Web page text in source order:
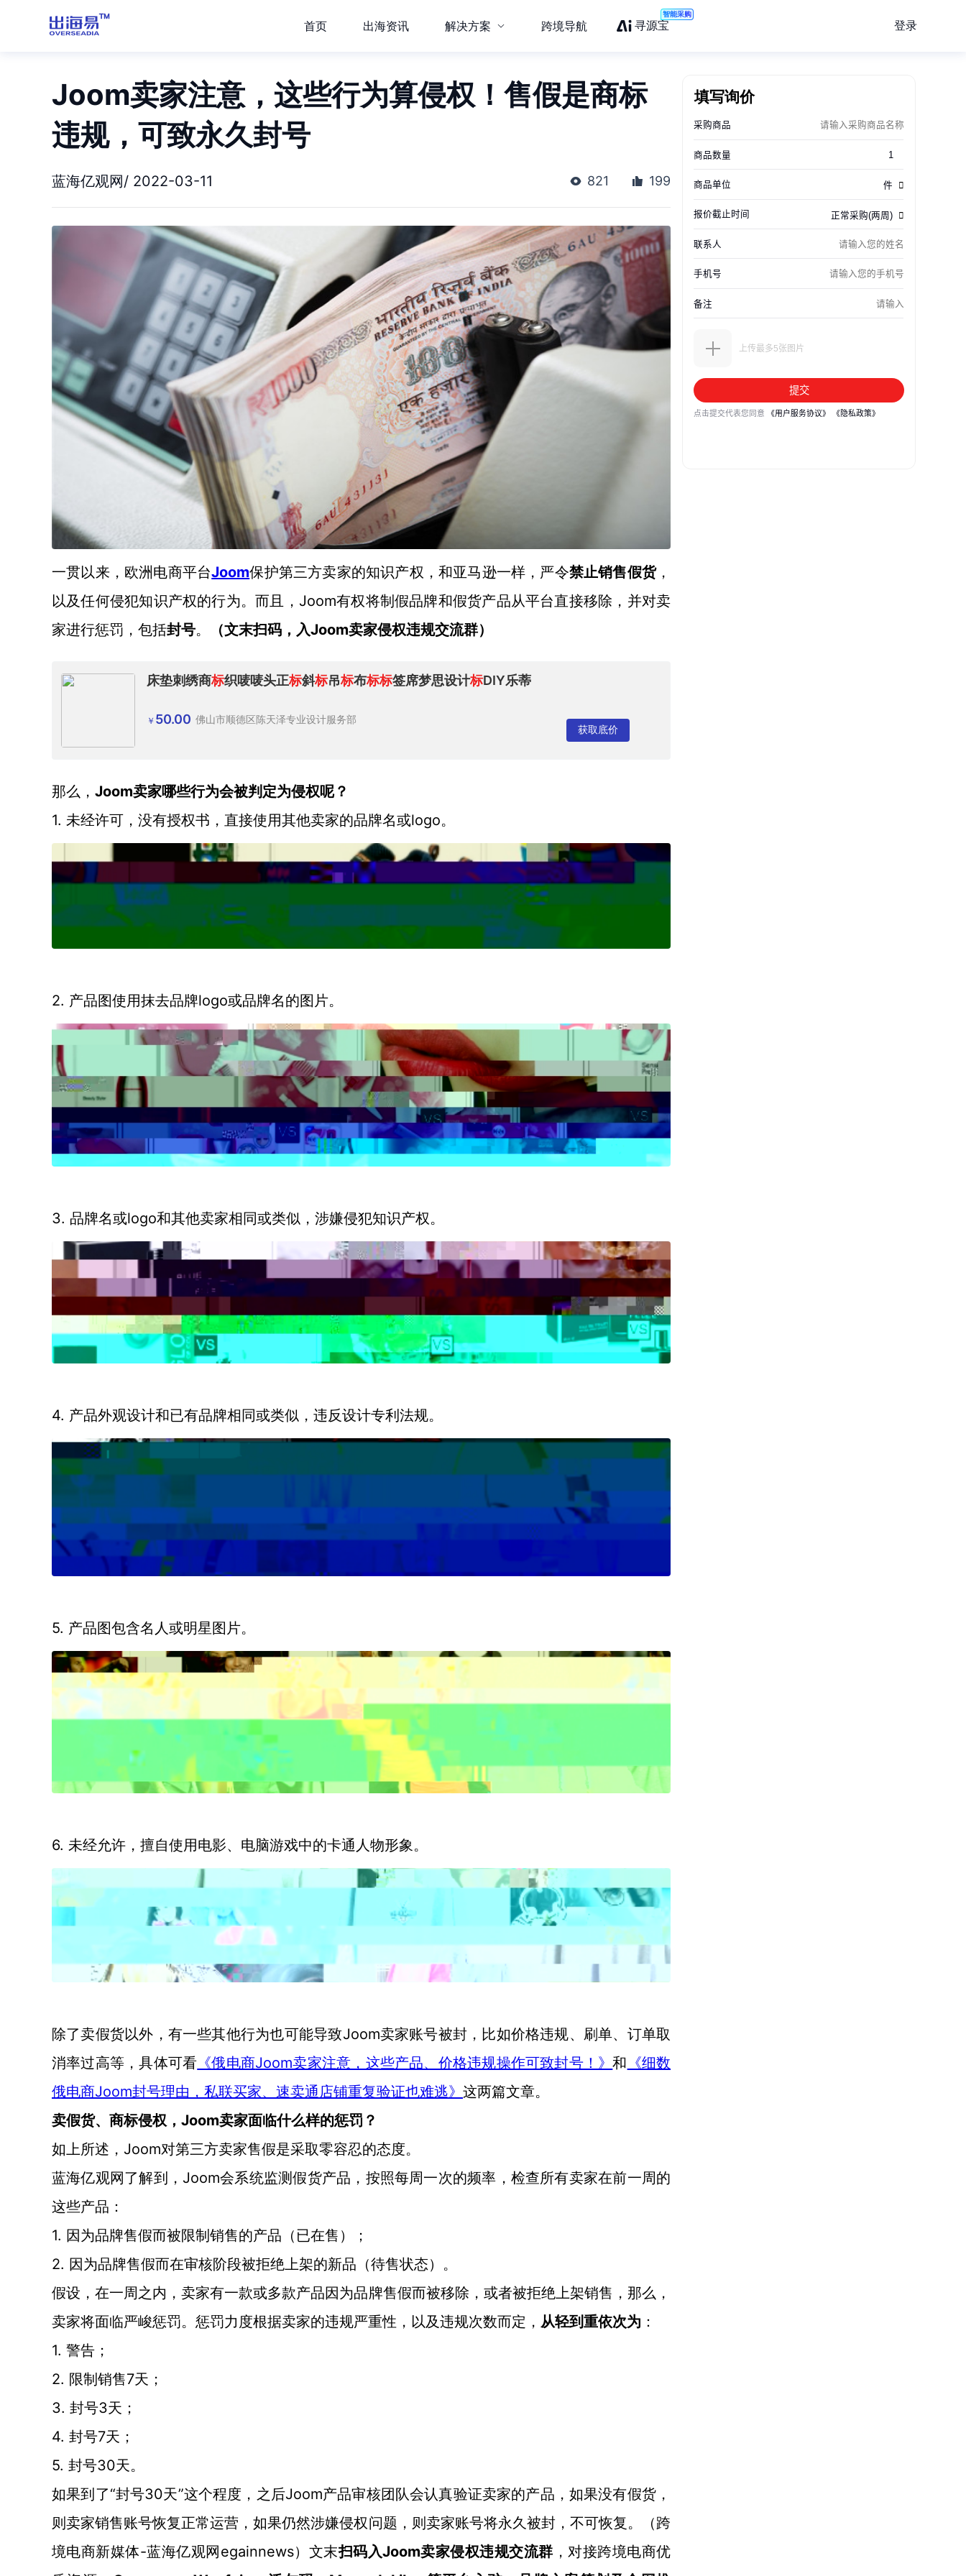
首页 出海资讯 解决方案 跨境导航 寻源宝
智能采购
登录
Joom卖家注意，这些行为算侵权！售假是商标
违规，可致永久封号
蓝海亿观网/ 2022-03-11 821 199
一贯以来，欧洲电商平台Joom保护第三方卖家的知识产权，和亚马逊一样， 严令禁止销售假货，
以及任何侵犯知识产权的行为。而且， Joom有权将制假品牌和假货产品从平台直接移除，并对卖
家进行惩罚，包括封号。 （文末扫码，入Joom卖家侵权违规交流群）
床垫刺绣商标织唛唛头正标斜标吊标布标标签席梦思设计标DIY乐蒂
￥ 50.00 佛山市顺德区陈天泽专业设计服务部
获取底价
那么， Joom卖家哪些行为会被判定为侵权呢？
1. 未经许可，没有授权书，直接使用其他卖家的品牌名或logo。
2. 产品图使用抹去品牌logo或品牌名的图片。
3. 品牌名或logo和其他卖家相同或类似，涉嫌侵犯知识产权。
4. 产品外观设计和已有品牌相同或类似，违反设计专利法规。
5. 产品图包含名人或明星图片。
6. 未经允许，擅自使用电影、电脑游戏中的卡通人物形象。
除了卖假货以外，有一些其他行为也可能导致Joom卖家账号被封，比如价格违规、刷单、订单取
消率过高等，具体可看 《俄电商Joom卖家注意，这些产品、价格违规操作可致封号！》和 《细数
俄电商Joom封号理由，私联买家、速卖通店铺重复验证也难逃》 这两篇文章。
卖假货、商标侵权， Joom卖家面临什么样的惩罚？
如上所述， Joom对第三方卖家售假是采取零容忍的态度。
蓝海亿观网了解到， Joom会系统监测假货产品，按照每周一次的频率，检查所有卖家在前一周的
这些产品：
1. 因为品牌售假而被限制销售的产品（已在售）；
2. 因为品牌售假而在审核阶段被拒绝上架的新品（待售状态）。
假设，在一周之内，卖家有一款或多款产品因为品牌售假而被移除，或者被拒绝上架销售，那么，
卖家将面临严峻惩罚。惩罚力度根据卖家的违规严重性，以及违规次数而定， 从轻到重依次为 ：
1. 警告；
2. 限制销售7天；
3. 封号3天；
4. 封号7天；
5. 封号30天。
如果到了“封号30天”这个程度，之后Joom产品审核团队会认真验证卖家的产品，如果没有假货，
则卖家销售账号恢复正常运营，如果仍然涉嫌侵权问题，则卖家账号将永久被封，不可恢复。
（跨
境电商新媒体-蓝海亿观网egainnews）文末扫码入Joom卖家侵权违规交流群 ，对接跨境电商优
填写询价